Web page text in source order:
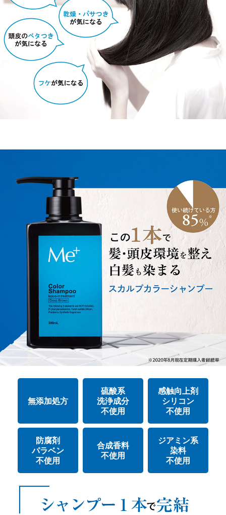
無添加処方
硫酸系
洗浄成分
不使用
感触向上剤
シリコン
不使用
防腐剤
パラベン
不使用
合成香料
不使用
ジアミン系
染料
不使用